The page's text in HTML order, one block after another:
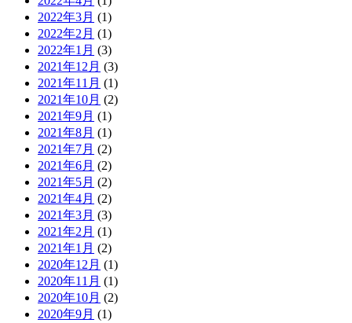
2022年3月 (1)
2022年2月 (1)
2022年1月 (3)
2021年12月 (3)
2021年11月 (1)
2021年10月 (2)
2021年9月 (1)
2021年8月 (1)
2021年7月 (2)
2021年6月 (2)
2021年5月 (2)
2021年4月 (2)
2021年3月 (3)
2021年2月 (1)
2021年1月 (2)
2020年12月 (1)
2020年11月 (1)
2020年10月 (2)
2020年9月 (1)